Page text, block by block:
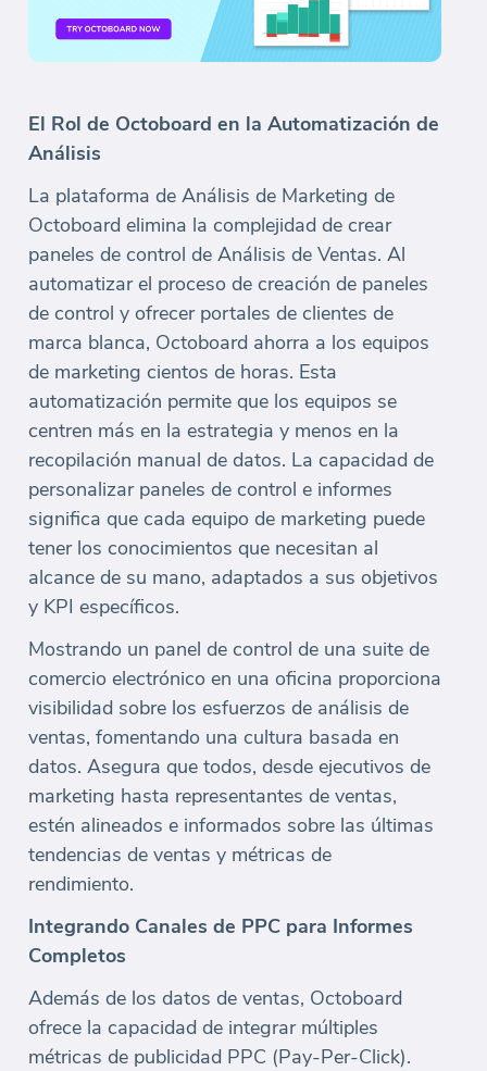
El Rol de Octoboard en la Automatización de
Análisis
La plataforma de Análisis de Marketing de
Octoboard elimina la complejidad de crear
paneles de control de Análisis de Ventas. Al
automatizar el proceso de creación de paneles
de control y ofrecer portales de clientes de
marca blanca, Octoboard ahorra a los equipos
de marketing cientos de horas. Esta
automatización permite que los equipos se
centren más en la estrategia y menos en la
recopilación manual de datos. La capacidad de
personalizar paneles de control e informes
significa que cada equipo de marketing puede
tener los conocimientos que necesitan al
alcance de su mano, adaptados a sus objetivos
y KPI específicos.
Mostrando un panel de control de una suite de
comercio electrónico en una oficina proporciona
visibilidad sobre los esfuerzos de análisis de
ventas, fomentando una cultura basada en
datos. Asegura que todos, desde ejecutivos de
marketing hasta representantes de ventas,
estén alineados e informados sobre las últimas
tendencias de ventas y métricas de
rendimiento.
Integrando Canales de PPC para Informes
Completos
Además de los datos de ventas, Octoboard
ofrece la capacidad de integrar múltiples
métricas de publicidad PPC (Pay-Per-Click).